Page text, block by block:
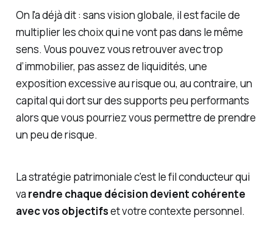
On l'a déjà dit : sans vision globale, il est facile de
multiplier les choix qui ne vont pas dans le même
sens. Vous pouvez vous retrouver avec trop
d’immobilier, pas assez de liquidités, une
exposition excessive au risque ou, au contraire, un
capital qui dort sur des supports peu performants
alors que vous pourriez vous permettre de prendre
un peu derisque.
La stratégie patrimoniale c'est le fil conducteur qui
va rendre chaque décision devient cohérente
avec vos objectifset votre contexte personnel.